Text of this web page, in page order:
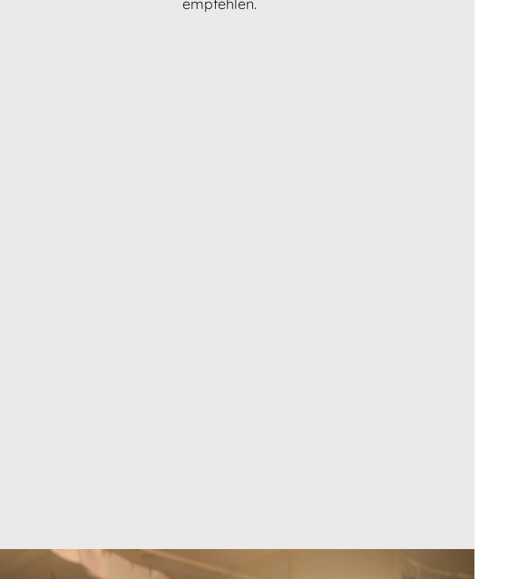
empfehlen.